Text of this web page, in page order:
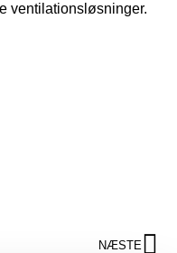
ventilationsløsninger.
NÆSTE